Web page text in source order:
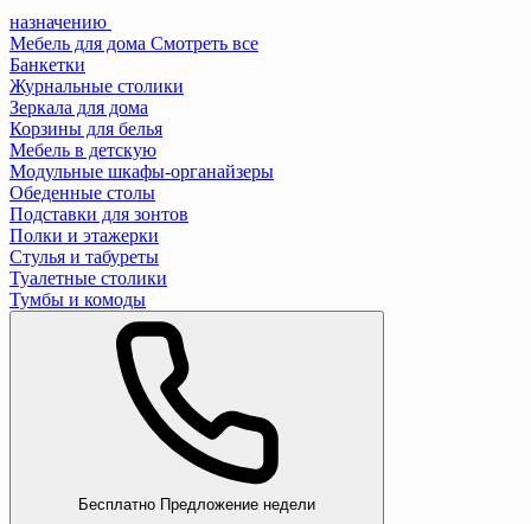
назначению
Мебель для дома Смотреть все
Банкетки
Журнальные столики
Зеркала для дома
Корзины для белья
Мебель в детскую
Модульные шкафы-органайзеры
Обеденные столы
Подставки для зонтов
Полки и этажерки
Стулья и табуреты
Туалетные столики
Тумбы и комоды
Бесплатно Предложение недели